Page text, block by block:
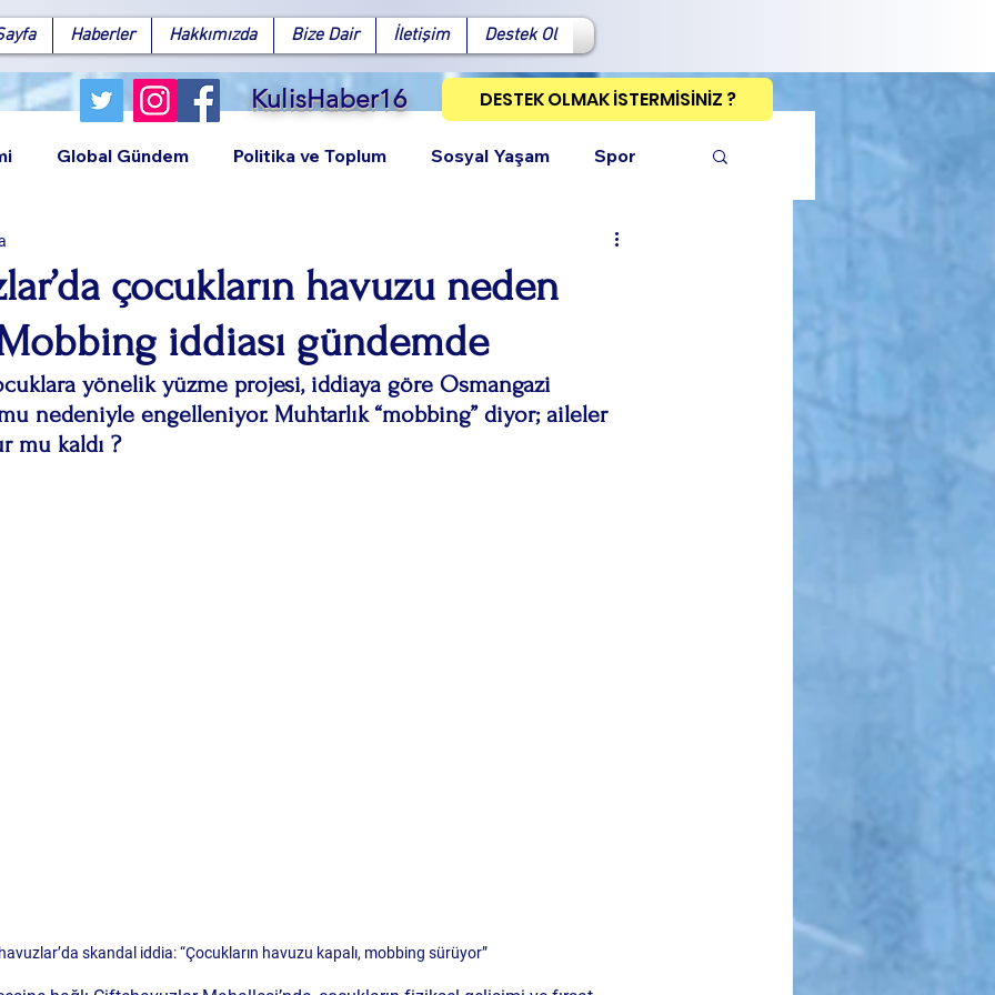
Haberler Hakkımızda Bize Dair İletişim Destek Ol
KulisHaber16 DESTEK OLMAK İSTERMİSİNİZ ?
FacebookX (Twitter)WhatsApp LinkedInPinterestBağlantıyı Kopyala
Global Gündem Politika ve Toplum Sosyal Yaşam Spor
çocukların havuzu neden
Mobbing iddiası gündemde
yönelik yüzme projesi, iddiaya göre Osmangazi
nedeniyle engelleniyor. Muhtarlık “mobbing” diyor; aileler
mu kaldı ?
skandal iddia: “Çocukların havuzu kapalı, mobbing sürüyor”